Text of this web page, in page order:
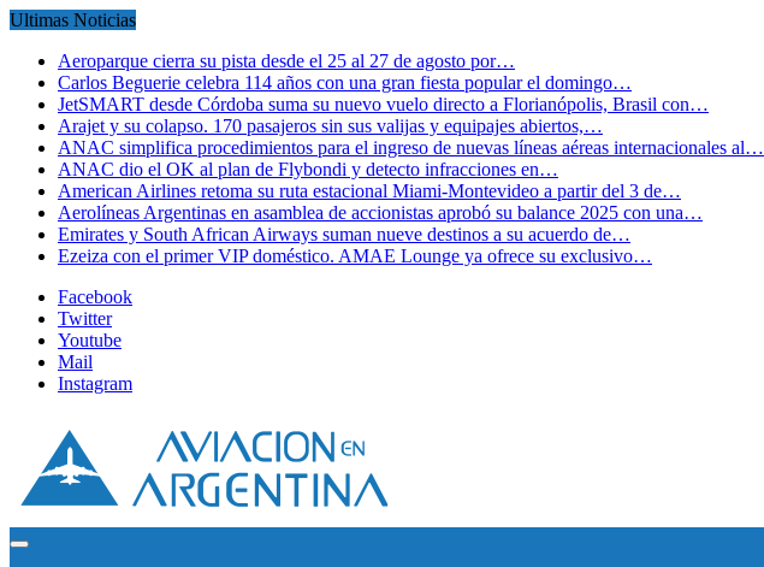
Ultimas Noticias
Aeroparque cierra su pista desde el 25 al 27 de agosto por…
Carlos Beguerie celebra 114 años con una gran fiesta popular el domingo…
JetSMART desde Córdoba suma su nuevo vuelo directo a Florianópolis, Brasil con…
Arajet y su colapso. 170 pasajeros sin sus valijas y equipajes abiertos,…
ANAC simplifica procedimientos para el ingreso de nuevas líneas aéreas internacionales al…
ANAC dio el OK al plan de Flybondi y detecto infracciones en…
American Airlines retoma su ruta estacional Miami-Montevideo a partir del 3 de…
Aerolíneas Argentinas en asamblea de accionistas aprobó su balance 2025 con una…
Emirates y South African Airways suman nueve destinos a su acuerdo de…
Ezeiza con el primer VIP doméstico. AMAE Lounge ya ofrece su exclusivo…
Facebook
Twitter
Youtube
Mail
Instagram